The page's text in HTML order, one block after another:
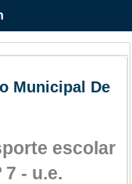
Municipal De
escolar
- u.e.